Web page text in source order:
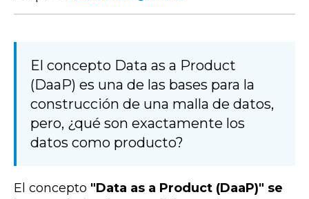
El concepto Data as a Product
(DaaP) es una de las bases para la
construcción de una malla de datos,
pero, ¿qué son exactamente los
datos como producto?
El concepto "Data as a Product (DaaP)" se